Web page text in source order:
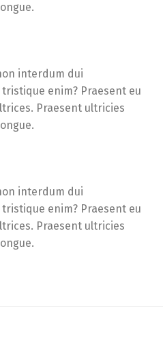
interdum dui
enim? Praesent eu
Praesent ultricies
interdum dui
enim? Praesent eu
Praesent ultricies